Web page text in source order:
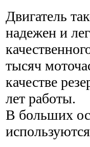
Двигатель
надежен и
тысяч
качестве
лет работы.
В больших